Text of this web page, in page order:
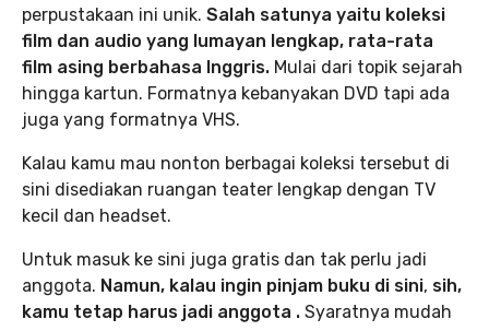
perpustakaan ini unik. Salah satunya yaitu koleksi
film dan audio yang lumayan lengkap, rata-rata
film asing berbahasa Inggris. Mulai dari topik sejarah
hingga kartun. Formatnya kebanyakan DVD tapi ada
juga yang formatnya VHS.
Kalau kamu mau nonton berbagai koleksi tersebut di
sini disediakan ruangan teater lengkap dengan TV
kecil dan headset.
Untuk masuk ke sini juga gratis dan tak perlu jadi
anggota. Namun, kalau ingin pinjam buku di sini, sih,
kamu tetap harus jadi anggota . Syaratnya mudah